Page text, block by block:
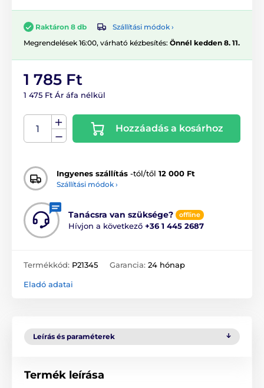
Raktáron 8 db
Szállítási módok ›
Megrendelések 16:00, várható kézbesítés: Önnél kedden 8. 11.
1 785 Ft
1 475 Ft Ár áfa nélkül
Hozzáadás a kosárhoz
Ingyenes szállítás -tól/től 12 000 Ft
Szállítási módok ›
Tanácsra van szüksége? offline
Hívjon a következő +36 1 445 2687
Termékkód: P21345 Garancia: 24 hónap
Eladó adatai
Leírás és paraméterek
Termék leírása